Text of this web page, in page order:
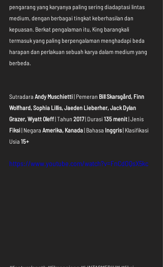
pengarang yang karyanya paling sering diadaptasi lintas
medium, dengan berbagai tingkat keberhasilan dan
kepuasan. Berkat pengalaman itu, King barangkali
termasuk yang paling berpengalaman menghadapi beda
harapan dan perlakuan sebuah karya dalam medium yang
berbeda.
Sutradara Andy Muschietti | Pemeran Bill Skarsgård, Finn
Wolfhard, Sophia Lillis, Jaeden Lieberher, Jack Dylan
Grazer, Wyatt Oleff | Tahun 2017 | Durasi 135 menit | Jenis
Fiksi | Negara Amerika, Kanada | Bahasa Inggris | Klasifikasi
Usia 15+
https://www.youtube.com/watch?v=FnCdOQsX5kc